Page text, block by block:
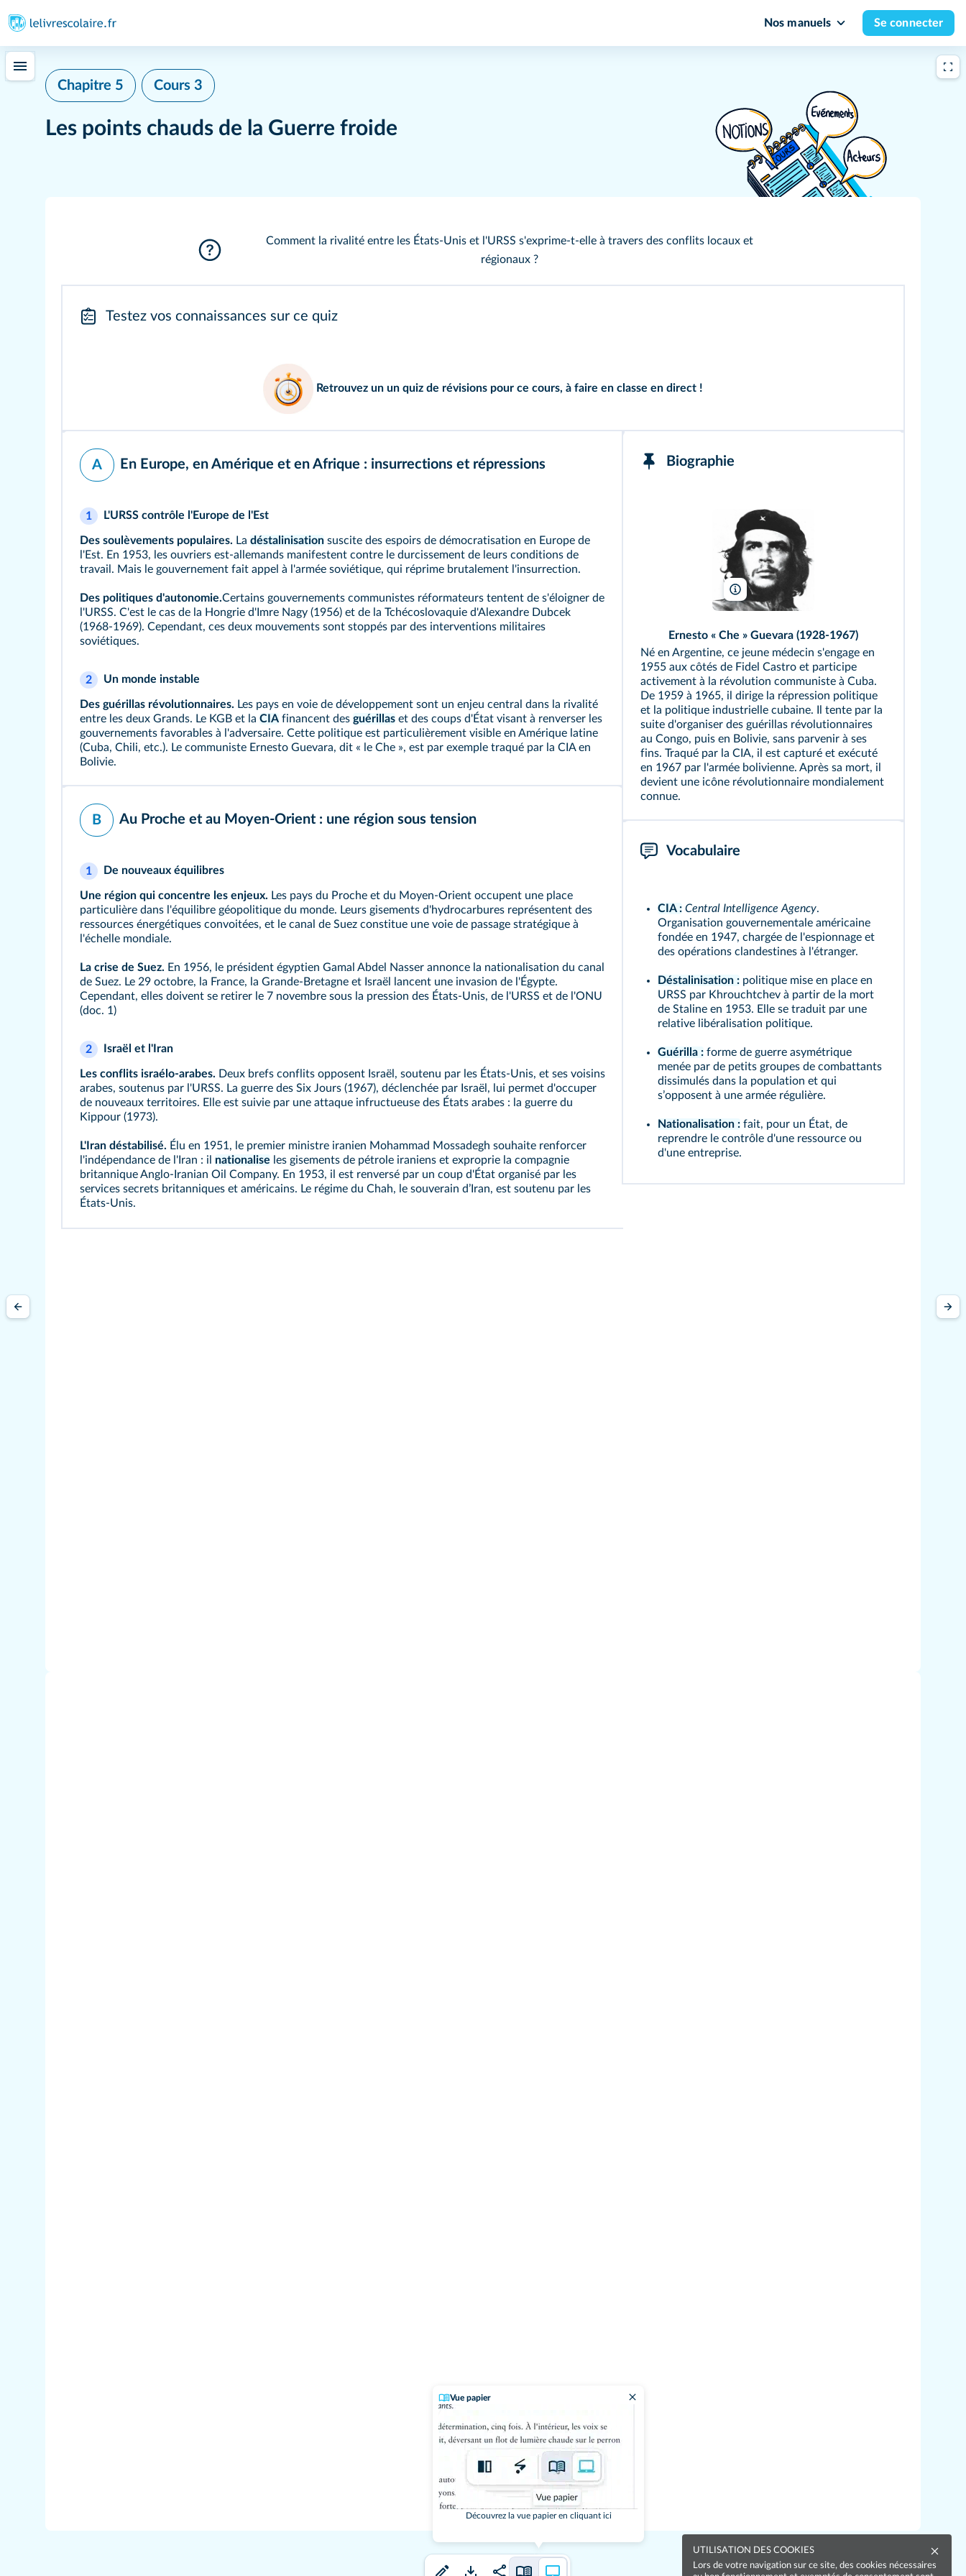
Nos manuels Se connecter
Vue papier
Découvrez la vue papier en cliquant ici
Chapitre 5 Cours 3
Les points chauds de la Guerre froide
Comment la rivalité entre les États-Unis et l'URSS s'exprime-t-elle à travers des conflits locaux et
régionaux ?
Testez vos connaissances sur ce quiz
Retrouvez un un quiz de révisions pour ce cours, à faire en classe en direct !
A En Europe, en Amérique et en Afrique : insurrections et répressions
1 L'URSS contrôle l'Europe de l'Est
Des soulèvements populaires. La déstalinisation suscite des espoirs de démocratisation en Europe de
l'Est. En 1953, les ouvriers est-allemands manifestent contre le durcissement de leurs conditions de
travail. Mais le gouvernement fait appel à l'armée soviétique, qui réprime brutalement l'insurrection.
Des politiques d'autonomie.Certains gouvernements communistes réformateurs tentent de s'éloigner de
l'URSS. C'est le cas de la Hongrie d'Imre Nagy (1956) et de la Tchécoslovaquie d'Alexandre Dubcek
(1968-1969). Cependant, ces deux mouvements sont stoppés par des interventions militaires
soviétiques.
2 Un monde instable
Des guérillas révolutionnaires. Les pays en voie de développement sont un enjeu central dans la rivalité
entre les deux Grands. Le KGB et la CIA financent des guérillas et des coups d'État visant à renverser les
gouvernements favorables à l'adversaire. Cette politique est particulièrement visible en Amérique latine
(Cuba, Chili, etc.). Le communiste Ernesto Guevara, dit « le Che », est par exemple traqué par la CIA en
Bolivie.
B Au Proche et au Moyen-Orient : une région sous tension
1 De nouveaux équilibres
Une région qui concentre les enjeux. Les pays du Proche et du Moyen-Orient occupent une place
particulière dans l'équilibre géopolitique du monde. Leurs gisements d'hydrocarbures représentent des
ressources énergétiques convoitées, et le canal de Suez constitue une voie de passage stratégique à
l'échelle mondiale.
La crise de Suez. En 1956, le président égyptien Gamal Abdel Nasser annonce la nationalisation du canal
de Suez. Le 29 octobre, la France, la Grande-Bretagne et Israël lancent une invasion de l'Égypte.
Cependant, elles doivent se retirer le 7 novembre sous la pression des États-Unis, de l'URSS et de l'ONU
(doc. 1)
2 Israël et l'Iran
Les conflits israélo-arabes. Deux brefs conflits opposent Israël, soutenu par les États-Unis, et ses voisins
arabes, soutenus par l'URSS. La guerre des Six Jours (1967), déclenchée par Israël, lui permet d'occuper
de nouveaux territoires. Elle est suivie par une attaque infructueuse des États arabes : la guerre du
Kippour (1973).
L'Iran déstabilisé. Élu en 1951, le premier ministre iranien Mohammad Mossadegh souhaite renforcer
l'indépendance de l'Iran : il nationalise les gisements de pétrole iraniens et exproprie la compagnie
britannique Anglo-Iranian Oil Company. En 1953, il est renversé par un coup d'État organisé par les
services secrets britanniques et américains. Le régime du Chah, le souverain dʼIran, est soutenu par les
États-Unis.
Biographie
Museo Che Guevara/Wikimedia
Ernesto « Che » Guevara (1928-1967)
Né en Argentine, ce jeune médecin s'engage en
1955 aux côtés de Fidel Castro et participe
activement à la révolution communiste à Cuba.
De 1959 à 1965, il dirige la répression politique
et la politique industrielle cubaine. Il tente par la
suite d'organiser des guérillas révolutionnaires
au Congo, puis en Bolivie, sans parvenir à ses
fins. Traqué par la CIA, il est capturé et exécuté
en 1967 par l'armée bolivienne. Après sa mort, il
devient une icône révolutionnaire mondialement
connue.
Vocabulaire
CIA : Central Intelligence Agency.
Organisation gouvernementale américaine
fondée en 1947, chargée de l'espionnage et
des opérations clandestines à l'étranger.
Déstalinisation : politique mise en place en
URSS par Khrouchtchev à partir de la mort
de Staline en 1953. Elle se traduit par une
relative libéralisation politique.
Guérilla : forme de guerre asymétrique
menée par de petits groupes de combattants
dissimulés dans la population et qui
sʼopposent à une armée régulière.
Nationalisation : fait, pour un État, de
reprendre le contrôle d'une ressource ou
d'une entreprise.
UTILISATION DES COOKIES
Lors de votre navigation sur ce site, des cookies nécessaires